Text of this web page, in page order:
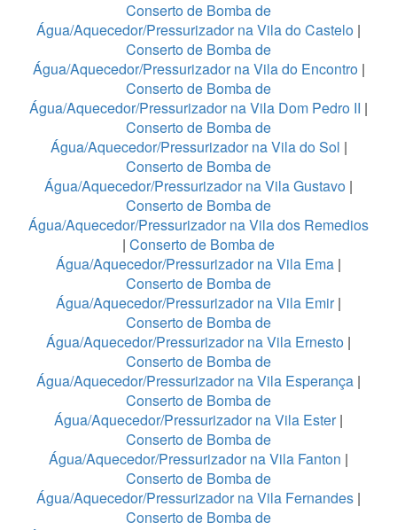
Conserto de Bomba de
Água/Aquecedor/Pressurizador na Vila do Castelo |
Conserto de Bomba de
Água/Aquecedor/Pressurizador na Vila do Encontro|
Conserto de Bomba de
Água/Aquecedor/Pressurizador na Vila Dom Pedro II |
Conserto de Bomba de
Água/Aquecedor/Pressurizador na Vila do Sol |
Conserto de Bomba de
Água/Aquecedor/Pressurizador na Vila Gustavo |
Conserto de Bomba de
Água/Aquecedor/Pressurizador na Vila dos Remedios
| Conserto de Bomba de
Água/Aquecedor/Pressurizador na Vila Ema |
Conserto de Bomba de
Água/Aquecedor/Pressurizador na Vila Emir|
Conserto de Bomba de
Água/Aquecedor/Pressurizador na Vila Ernesto |
Conserto de Bomba de
Água/Aquecedor/Pressurizador na Vila Esperança |
Conserto de Bomba de
Água/Aquecedor/Pressurizador na Vila Ester|
Conserto de Bomba de
Água/Aquecedor/Pressurizador na Vila Fanton |
Conserto de Bomba de
Água/Aquecedor/Pressurizador na Vila Fernandes |
Conserto de Bomba de